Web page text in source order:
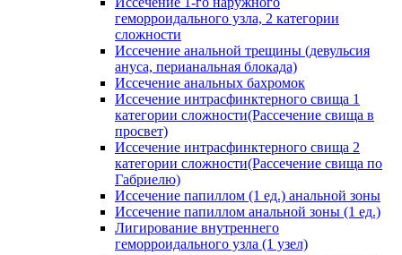
геморроидального узла, 2 категории
сложности
Иссечение анальной трещины (девульсия
ануса, перианальная блокада)
Иссечение анальных бахромок
Иссечение интрасфинктерного свища 1
категории сложности(Рассечение свища в
просвет)
Иссечение интрасфинктерного свища 2
категории сложности(Рассечение свища по
Габриелю)
Иссечение папиллом (1 ед.) анальной зоны
Иссечение папиллом анальной зоны (1 ед.)
Лигирование внутреннего
геморроидального узла (1 узел)